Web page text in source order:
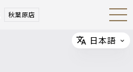
秋葉原店 Open
Navig
Select
日本語